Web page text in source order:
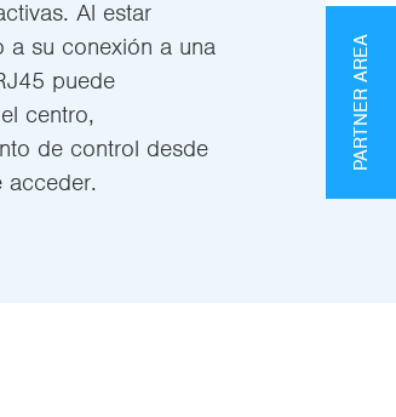
Al estar
a su conexión a una
puede
centro,
de control desde
acceder.
PARTNER AREA